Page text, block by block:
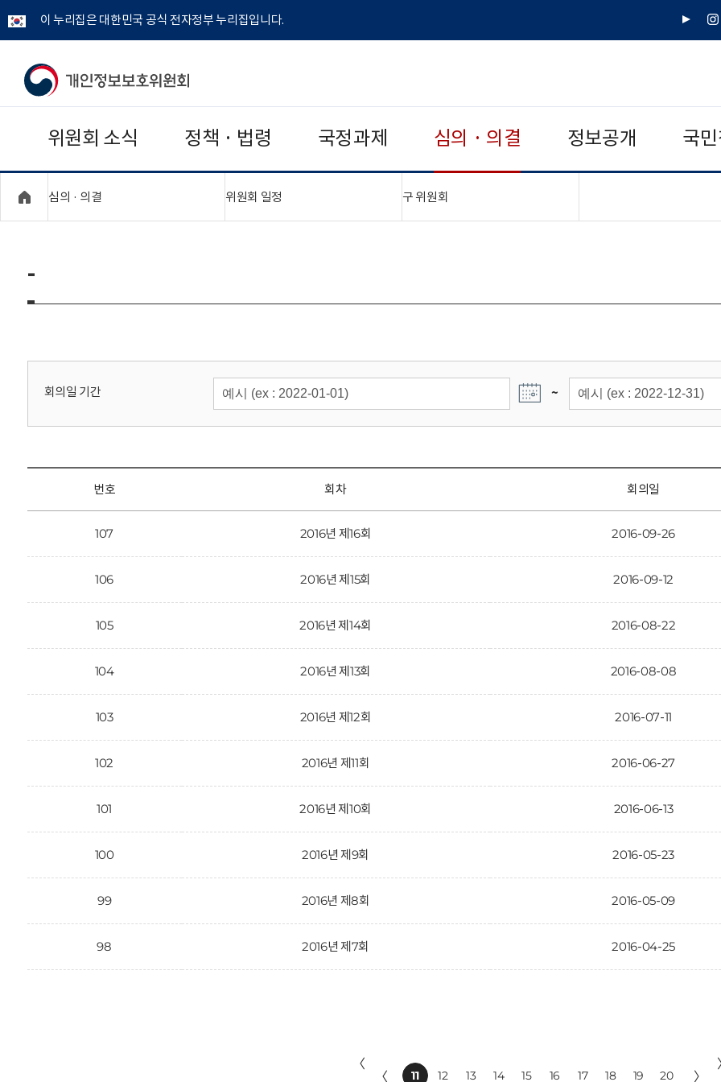
이 누리집은 대한민국 공식 전자정부 누리집입니다.
유
인
개
보
보
위
회
위원회 소식 정책 · 법령 국정과제 심의 · 의결 정보공개 국
심의 · 의결 위원회 일정 구 위원회
-
회의일 기간 ~
번호 회차 회의일
107 2016년 제16회 2016-09-26
106 2016년 제15회 2016-09-12
105 2016년 제14회 2016-08-22
104 2016년 제13회 2016-08-08
103 2016년 제12회 2016-07-11
102 2016년 제11회 2016-06-27
101 2016년 제10회 2016-06-13
100 2016년 제9회 2016-05-23
99 2016년 제8회 2016-05-09
98 2016년 제7회 2016-04-25
〈
〈 11 12 13 14 15 16 17 18 19 20 〉